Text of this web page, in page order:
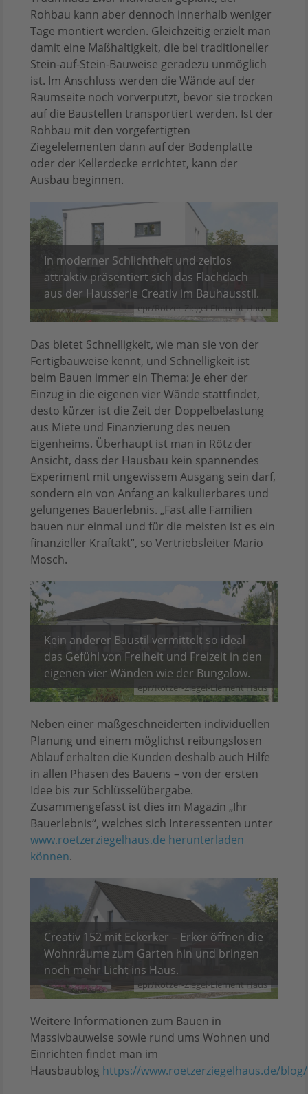
Rohbau kann aber dennoch innerhalb weniger
Tage montiert werden. Gleichzeitig erzielt man
damit eine Maßhaltigkeit, die bei traditioneller
Stein-auf-Stein-Bauweise geradezu unmöglich
ist. Im Anschluss werden die Wände auf der
Raumseite noch vorverputzt, bevor sie trocken
auf die Baustellen transportiert werden. Ist der
Rohbau mit den vorgefertigten
Ziegelelementen dann auf der Bodenplatte
oder der Kellerdecke errichtet, kann der
Ausbau beginnen.
epr/Rötzer-Ziegel-Element Haus
In moderner Schlichtheit und zeitlos
attraktiv präsentiert sich das Flachdach
aus der Hausserie Creativ im Bauhausstil.
Das bietet Schnelligkeit, wie man sie von der
Fertigbauweise kennt, und Schnelligkeit ist
beim Bauen immer ein Thema: Je eher der
Einzug in die eigenen vier Wände stattfindet,
desto kürzer ist die Zeit der Doppelbelastung
aus Miete und Finanzierung des neuen
Eigenheims. Überhaupt ist man in Rötz der
Ansicht, dass der Hausbau kein spannendes
Experiment mit ungewissem Ausgang sein darf,
sondern ein von Anfang an kalkulierbares und
gelungenes Bauerlebnis. „Fast alle Familien
bauen nur einmal und für die meisten ist es ein
finanzieller Kraftakt“, so Vertriebsleiter Mario
Mosch.
epr/Rötzer-Ziegel-Element Haus
Kein anderer Baustil vermittelt so ideal
das Gefühl von Freiheit und Freizeit in den
eigenen vier Wänden wie der Bungalow.
Neben einer maßgeschneiderten individuellen
Planung und einem möglichst reibungslosen
Ablauf erhalten die Kunden deshalb auch Hilfe
in allen Phasen des Bauens – von der ersten
Idee bis zur Schlüsselübergabe.
Zusammengefasst ist dies im Magazin „Ihr
Bauerlebnis“, welches sich Interessenten unter
www.roetzerziegelhaus.de herunterladen
können.
epr/Rötzer-Ziegel-Element Haus
Creativ 152 mit Eckerker – Erker öffnen die
Wohnräume zum Garten hin und bringen
noch mehr Licht ins Haus.
Weitere Informationen zum Bauen in
Massivbauweise sowie rund ums Wohnen und
Einrichten findet man im
Hausbaublog https://www.roetzerziegelhaus.de/blog/